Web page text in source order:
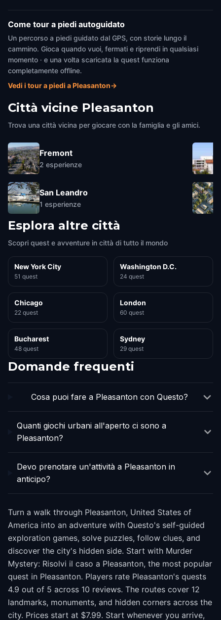
Come tour a piedi autoguidato
Un percorso a piedi guidato dal GPS, con storie lungo il
cammino. Gioca quando vuoi, fermati e riprendi in qualsiasi
momento · e una volta scaricata la quest funziona
completamente offline.
Vedi i tour a piedi a Pleasanton→
Città vicine Pleasanton
Trova una città vicina per giocare con la famiglia e gli amici.
Fremont
2 esperienze
San Leandro
1 esperienze
Esplora altre città
Scopri quest e avventure in città di tutto il mondo
New York City
51 quest
Washington D.C.
24 quest
Chicago
22 quest
London
60 quest
Bucharest
48 quest
Sydney
29 quest
Domande frequenti
Cosa puoi fare a Pleasanton con Questo?
Quanti giochi urbani all'aperto ci sono a
Pleasanton?
Devo prenotare un'attività a Pleasanton in
anticipo?
Turn a walk through Pleasanton, United States of
America into an adventure with Questo's self-guided
exploration games, solve puzzles, follow clues, and
discover the city's hidden side. Start with Murder
Mystery: Risolvi il caso a Pleasanton, the most popular
quest in Pleasanton. Players rate Pleasanton's quests
4.9 out of 5 across 10 reviews. The routes cover 12
landmarks, monuments, and hidden corners across the
city. Prices start at $7.99. Start whenever you arrive,